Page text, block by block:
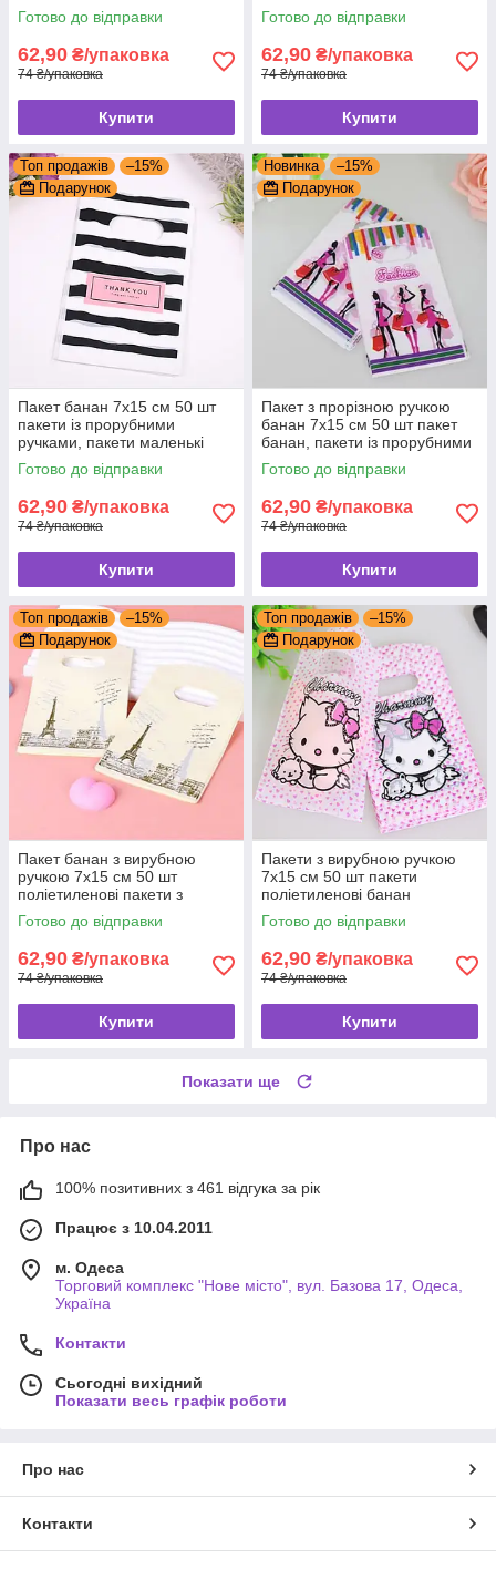
Готово до відправки
62,90 ₴/упаковка
74 ₴/упаковка
Купити
Готово до відправки
62,90 ₴/упаковка
74 ₴/упаковка
Купити
Топ продажів
–15%
Подарунок
Пакет банан 7x15 см 50 шт
пакети із прорубними
ручками, пакети маленькі
банан
Готово до відправки
62,90 ₴/упаковка
74 ₴/упаковка
Купити
Новинка
–15%
Подарунок
Пакет з прорізною ручкою
банан 7x15 см 50 шт пакет
банан, пакети із прорубними
ручками
Готово до відправки
62,90 ₴/упаковка
74 ₴/упаковка
Купити
Топ продажів
–15%
Подарунок
Пакет банан з вирубною
ручкою 7x15 см 50 шт
поліетиленові пакети з
прорізною прорубною
ручкою
Готово до відправки
62,90 ₴/упаковка
74 ₴/упаковка
Купити
Топ продажів
–15%
Подарунок
Пакети з вирубною ручкою
7x15 см 50 шт пакети
поліетиленові банан
Готово до відправки
62,90 ₴/упаковка
74 ₴/упаковка
Купити
Показати ще
Про нас
100% позитивних з 461 відгука за рік
Працює з 10.04.2011
м. Одеса
Торговий комплекс "Нове місто", вул. Базова 17, Одеса,
Україна
Контакти
Сьогодні вихідний
Показати весь графік роботи
Про нас
Контакти